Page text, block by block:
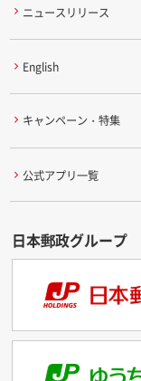
ニュースリリース
English
キャンペーン・特集
公式アプリ一覧